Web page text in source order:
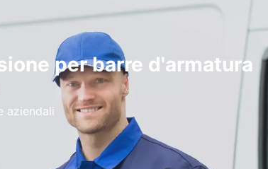
per barre d'armatura
aziendali